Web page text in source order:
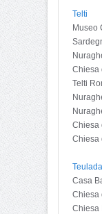
Telti
Museo
Chiesa
Telti
Chiesa
Chiesa
Teulada
Casa
Chiesa
Chiesa